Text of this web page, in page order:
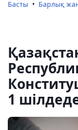
Басты Барлық
1